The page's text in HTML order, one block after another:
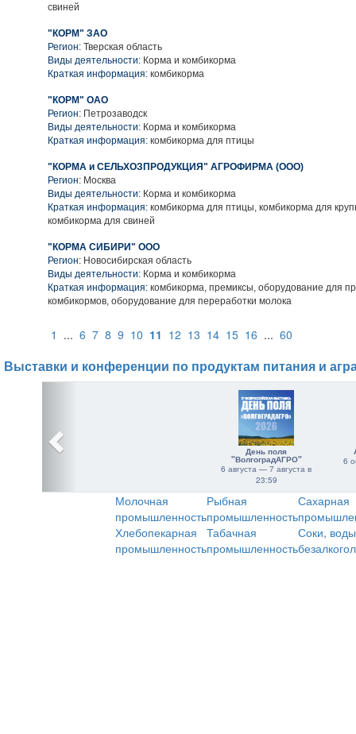
свиней
"КОРМ" ЗАО
Регион: Тверская область
Виды деятельности: Корма и комбикорма
Краткая информация: комбикорма
"КОРМ" ОАО
Регион: Петрозаводск
Виды деятельности: Корма и комбикорма
Краткая информация: комбикорма для птицы
"КОРМА и СЕЛЬХОЗПРОДУКЦИЯ" АГРОФИРМА (ООО)
Регион: Москва
Виды деятельности: Корма и комбикорма
Краткая информация: комбикорма для птицы, комбикорма для
комбикорма для свиней
"КОРМА СИБИРИ" ООО
Регион: Новосибирская область
Виды деятельности: Корма и комбикорма
Краткая информация: комбикорма, премиксы, оборудование для
комбикормов, оборудование для переработки молока
1 ... 6 7 8 9 10 11 12 13 14 15 16 ... 60
Выставки и конференции по продуктам питания и
День поля
"ВолгоградАГРО"
6 августа — 7 августа в
23:59
6
Молочная
промышленность
Рыбная
промышленность
Сахарная
Хлебопекарная
промышленность
Табачная
промышленность
Соки,